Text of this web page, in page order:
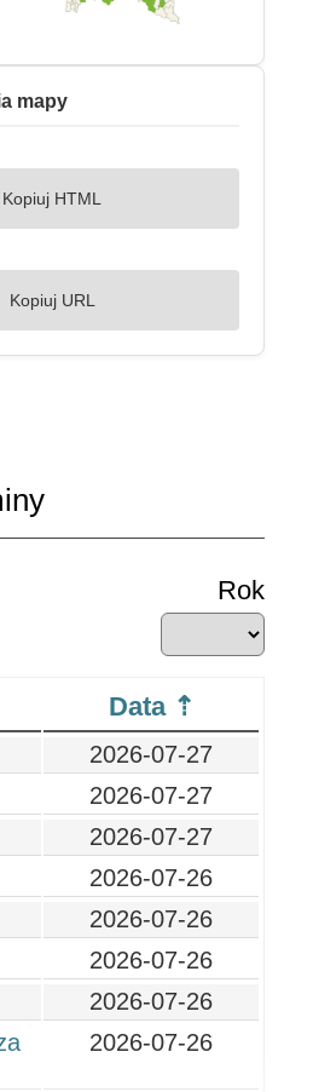
mapy
Kopiuj HTML
Kopiuj URL
Rok
Data
2026-07-27
2026-07-27
2026-07-27
2026-07-26
2026-07-26
2026-07-26
2026-07-26
2026-07-26